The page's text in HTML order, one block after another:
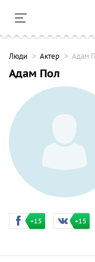
Люди Актер Адам
Адам Пол
+15 +15